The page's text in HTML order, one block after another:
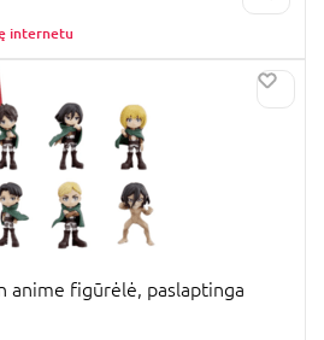
internetu
anime figūrėlė, paslaptinga